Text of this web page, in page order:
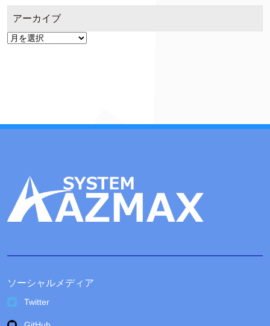
アーカイブ
ア
ソーシャルメディア
Twitter